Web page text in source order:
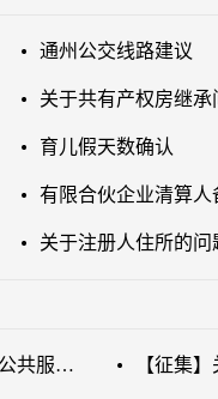
通州公交线路建议
关于共有产权房继承
育儿假天数确认
有限合伙企业清算人
关于注册人住所的问
【征集】关于对《怀柔区“十五五”时期公共服务发展规划（征求意见稿）》公开征集意见的公告